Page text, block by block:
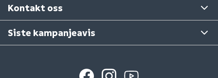
Kontakt oss
Siste kampanjeavis